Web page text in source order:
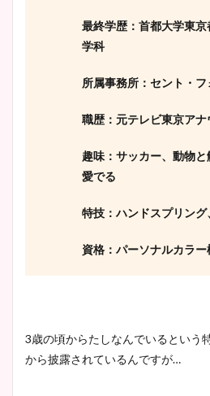
最終学歴：首都大学東
学科
所属事務所：セント・フ
職歴：元テレビ東京アナ
趣味：サッカー、動物
愛でる
特技：ハンドスプリング
資格：パーソナルカラー
3歳の頃からたしなんでいるという
から披露されているんですが…